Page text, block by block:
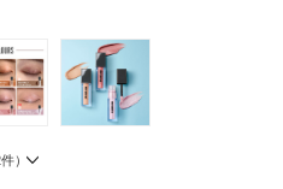
件）